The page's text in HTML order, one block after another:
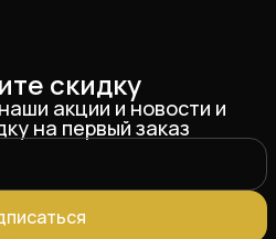
скидку
акции и новости и
на первый заказ